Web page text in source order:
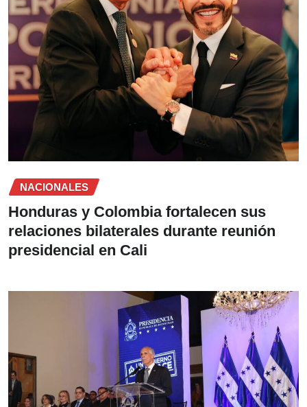
NACIONALES
Honduras y Colombia fortalecen sus
relaciones bilaterales durante reunión
presidencial en Cali